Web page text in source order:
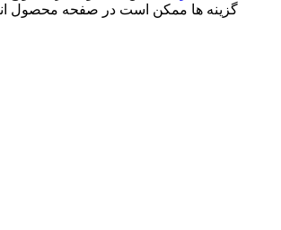
ها ممکن است در صفحه محصول انتخاب